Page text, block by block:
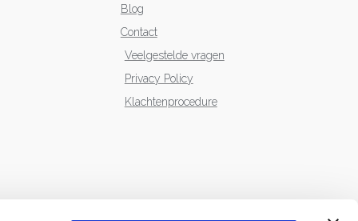
Blog
Contact
Veelgestelde vragen
Privacy Policy
Klachtenprocedure